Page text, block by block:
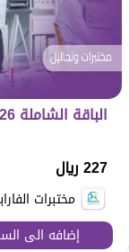
الباقة الشاملة 26
227 ريال
مختبرات
إضافه الى